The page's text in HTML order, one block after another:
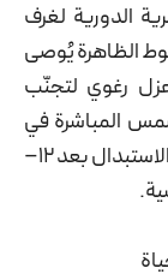
الدورية لغرف
الظاهرة يُوصى
رغوي لتجنّب
المباشرة في
المناخات الحارة. تحتاج حلقات الـO عادةً إلى الاستبدال بعد 12–